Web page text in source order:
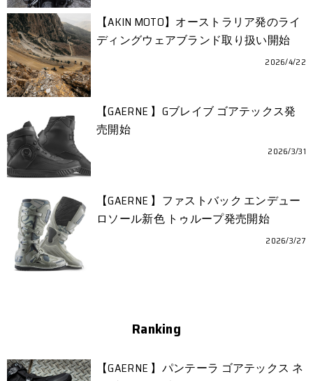
【AKIN MOTO】オーストラリア発のライ
ディングウェアブランド取り扱い開始
2026/4/22
【GAERNE 】Gブレイブ ゴアテックス発
売開始
2026/3/31
【GAERNE 】ファストバック エンデュー
ロソール新色 トゥループ発売開始
2026/3/27
Ranking
【GAERNE 】パンテーラ ゴアテックス ネ